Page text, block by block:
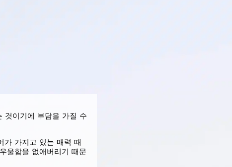
것이기에 부담을 가질 수
가 가지고 있는 매력 때
울함을 없애버리기 때문